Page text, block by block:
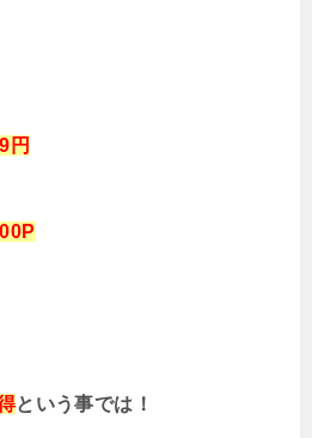
円
という事では！